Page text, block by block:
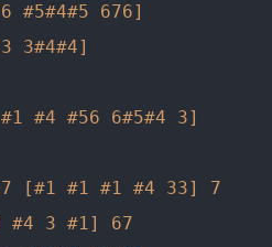
#5#4#5 676]
3#4#4]
#4 #56 6#5#4 3]
[#1 #1 #1 #4 33]
7
#4 3 #1]
67